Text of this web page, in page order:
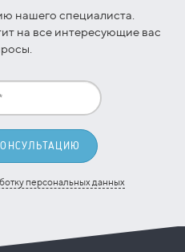
нашего специалиста.
на все интересующие вас
персональных данных